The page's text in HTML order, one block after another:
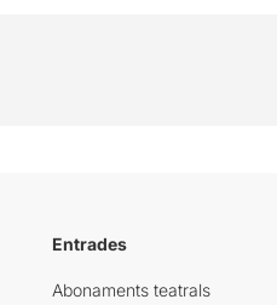
Entrades
Abonaments teatrals